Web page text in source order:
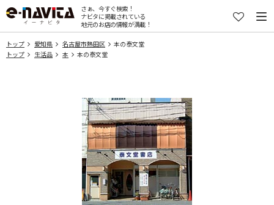
さぁ、今すぐ検索！
ナビタに掲載されている
地元のお店の情報が満載！
トップ 愛知県 名古屋市熱田区
本の泰文堂
トップ
生活品 本 本の泰文堂